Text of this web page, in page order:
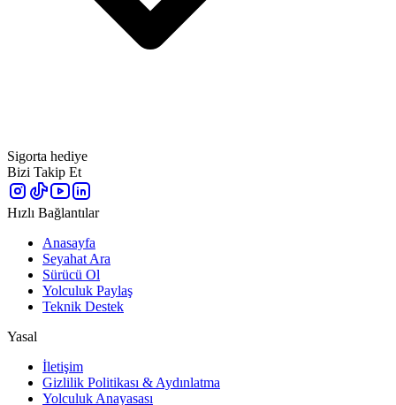
Sigorta hediye
Bizi Takip Et
Hızlı Bağlantılar
Anasayfa
Seyahat Ara
Sürücü Ol
Yolculuk Paylaş
Teknik Destek
Yasal
İletişim
Gizlilik Politikası & Aydınlatma
Yolculuk Anayasası